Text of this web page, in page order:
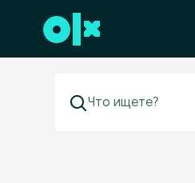
Перейти к нижнему колонтитулу